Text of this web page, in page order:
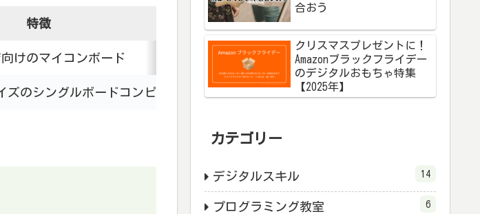
特徴
けのマイコンボード
ズのシングルボードコンピュータ
合おう
クリスマスプレゼントに！
Amazonブラックフライデー
のデジタルおもちゃ特集
【2025年】
カテゴリー
デジタルスキル 14
プログラミング教室 6